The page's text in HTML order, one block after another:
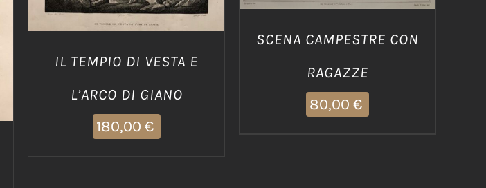
IL TEMPIO DI VESTA E
L’ARCO DI GIANO
180,00 €
SCENA CAMPESTRE CON
RAGAZZE
80,00 €